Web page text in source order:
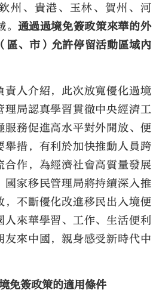
州、貴港、玉林、賀州、河
通過過境免簽政策來華的外
區、市）允許停留活動區域內
責人介紹，此次放寬優化過境
理局認真學習貫徹中央經濟工
服務促進高水平對外開放、便
舉措，有利於加快推動人員跨
合作，為經濟社會高質量發展
國家移民管理局將持續深入推
，不斷優化改進移民出入境便
人來華學習、工作、生活便利
友來中國，親身感受新時代中
免簽政策的適用條件